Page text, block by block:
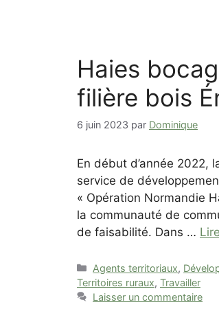
Haies
filière bois
6 juin 2023 par Dominique
En début d’année 2022,
service de
« Opération Normandie
la communauté de
de faisabilité. Dans …
Catégories
Agents territoriaux,
Territoires ruraux, Travailler
Laisser un commentaire